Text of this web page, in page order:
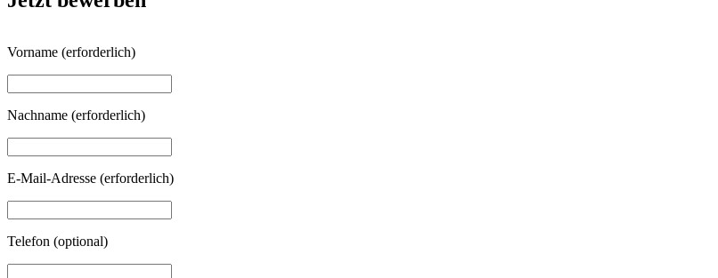
Vorname (erforderlich)
Nachname (erforderlich)
E-Mail-Adresse (erforderlich)
Telefon (optional)